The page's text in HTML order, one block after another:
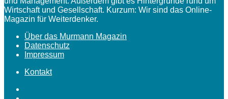
Wirtschaft und Gesellschaft. Kurzum: Wir sind das Online-
Magazin für Weiterdenker.
Über das Murmann Magazin
Datenschutz
Impressum
Kontakt